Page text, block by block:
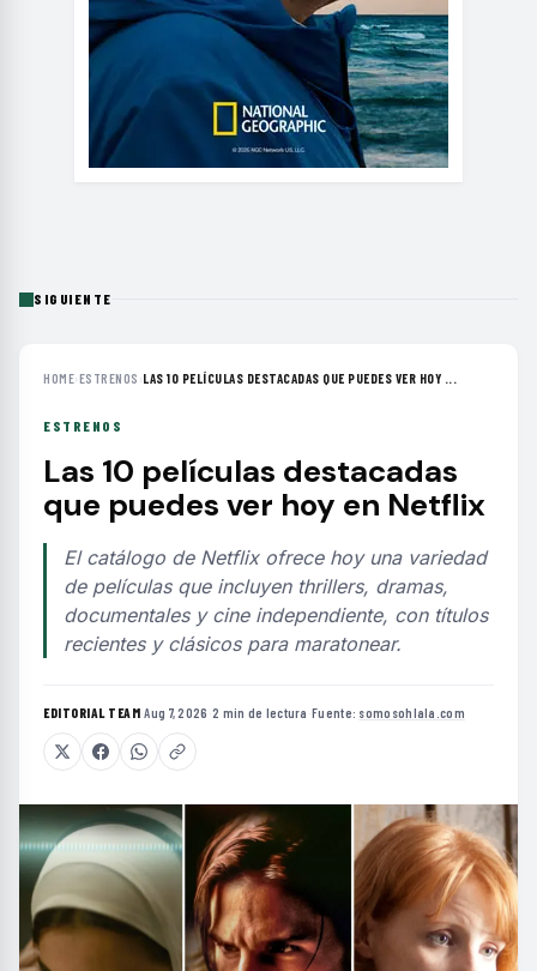
SIGUIENTE
HOME›ESTRENOS ›LAS 10 PELÍCULAS DESTACADAS QUE PUEDES VER HOY ...
ESTRENOS
Las 10 películas destacadas
que puedes ver hoy en Netflix
El catálogo de Netflix ofrece hoy una variedad
de películas que incluyen thrillers, dramas,
documentales y cine independiente, con títulos
recientes y clásicos para maratonear.
EDITORIAL TEAM·Aug 7, 2026 ·2 min de lectura ·Fuente: somosohlala.com